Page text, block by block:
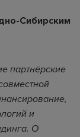
Сибирским
партнёрские
и
О